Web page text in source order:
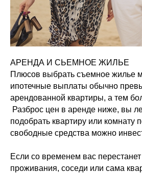
АРЕНДА И СЬЕМНОЕ ЖИЛЬЕ
Плюсов выбрать съемное жилье
ипотечные выплаты обычно
арендованной квартиры, а тем
Разброс цен в аренде ниже, вы
подобрать квартиру или комнату
свободные средства можно
Если со временем вас
проживания, соседи или сама